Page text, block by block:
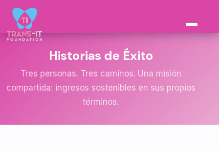
Historias de Éxito
Tres personas. Tres caminos. Una misión
compartida: ingresos sostenibles en sus propios
términos.